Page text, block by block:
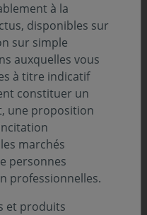
SUIVI HEBDOMADAIRE
(PDF - 900.98 KO)
à la
disponibles sur
sur simple
auxquelles vous
à titre indicatif
constituer un
une proposition
marchés
personnes
professionnelles.
et produits